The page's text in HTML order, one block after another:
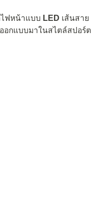
ฟหน้าแบบ LED เส้นสาย
อกแบบมาในสไตล์สปอร์ต